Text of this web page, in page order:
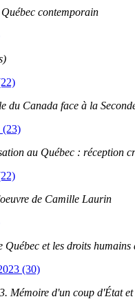
contemporain
du Canada face à la
(23)
au Québec : réception
de Camille Laurin
Québec et les droits humains
(30)
Mémoire d'un coup d'État